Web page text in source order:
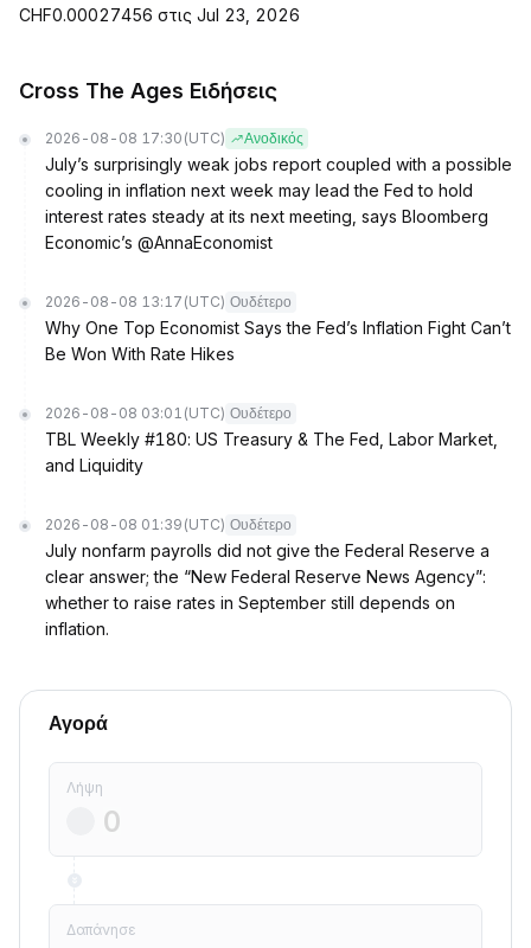
CHF0.00027456 στις Jul 23, 2026
Cross The Ages Ειδήσεις
2026-08-08 17:30 (UTC) Ανοδικός
July’s surprisingly weak jobs report coupled with a possible
cooling in inflation next week may lead the Fed to hold
interest rates steady at its next meeting, says Bloomberg
Economic’s @AnnaEconomist
2026-08-08 13:17 (UTC) Ουδέτερο
Why One Top Economist Says the Fed’s Inflation Fight Can’t
Be Won With Rate Hikes
2026-08-08 03:01 (UTC) Ουδέτερο
TBL Weekly #180: US Treasury & The Fed, Labor Market,
and Liquidity
2026-08-08 01:39 (UTC) Ουδέτερο
July nonfarm payrolls did not give the Federal Reserve a
clear answer; the “New Federal Reserve News Agency”:
whether to raise rates in September still depends on
inflation.
Αγορά
Λήψη
Δαπάνησε